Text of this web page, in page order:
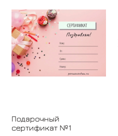
Подарочный
сертификат №1